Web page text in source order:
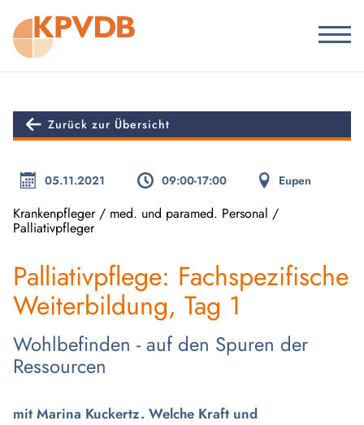
Zurück zur Übersicht
05.11.2021 09:00-17:00 Eupen
Krankenpfleger / med. und paramed. Personal /
Palliativpfleger
Palliativpflege: Fachspezifische
Weiterbildung, Tag 1
Wohlbefinden - auf den Spuren der
Ressourcen
mit Marina Kuckertz. Welche Kraft und